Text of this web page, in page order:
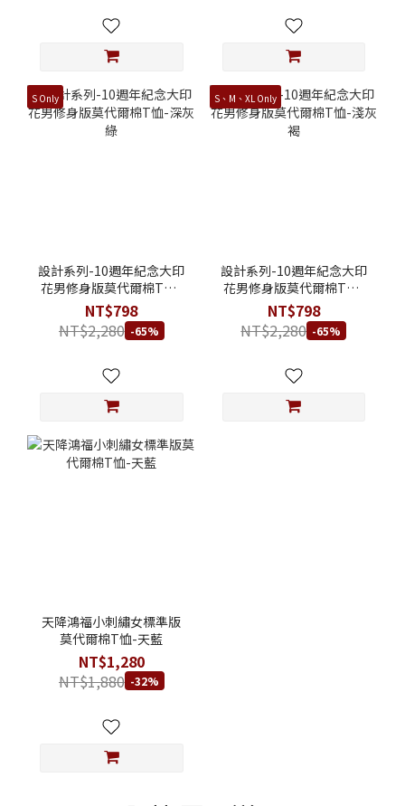
S Only
設計系列-10週年紀念大印
花男修身版莫代爾棉T恤-
深灰綠
NT$798
NT$2,280 -65%
S、M、XL Only
設計系列-10週年紀念大印
花男修身版莫代爾棉T恤-
淺灰褐
NT$798
NT$2,280 -65%
天降鴻福小刺繡女標準版
莫代爾棉T恤-天藍
NT$1,280
NT$1,880 -32%